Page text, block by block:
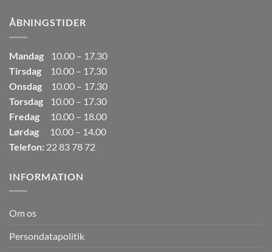
ÅBNINGSTIDER
Mandag
10.00 – 17.30
Tirsdag
10.00 – 17.30
Onsdag
10.00 – 17.30
Torsdag
10.00 – 17.30
Fredag
10.00 – 18.00
Lørdag
10.00 – 14.00
Telefon: 22 83 78 72
INFORMATION
Om os
Persondatapolitik